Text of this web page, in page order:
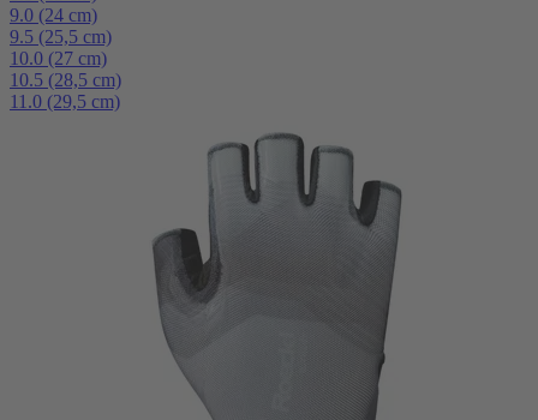
9.0 (24 cm)
9.5 (25,5 cm)
10.0 (27 cm)
10.5 (28,5 cm)
11.0 (29,5 cm)